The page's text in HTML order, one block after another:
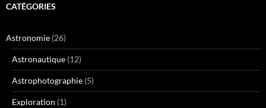
CATÉGORIES
Astronomie (26)
Astronautique (12)
Astrophotographie (5)
Exploration (1)